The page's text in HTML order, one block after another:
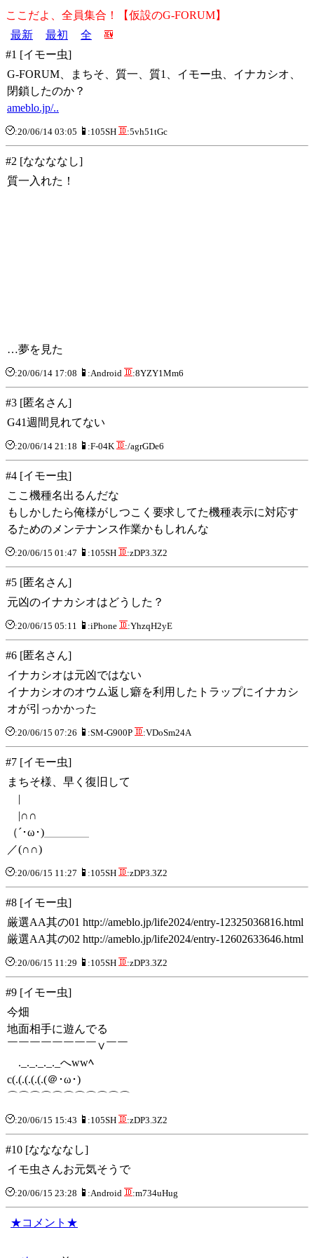
ここだよ、全員集合！【仮設のG-FORUM】
最新
最初
全
#1 [イモー虫]
G-FORUM、まちそ、質一、質1、イモー虫、イナカシオ、
閉鎖したのか？
ameblo.jp/..
:20/06/14 03:05 :105SH :5vh51tGc
#2 [ななななし]
質一入れた！
…夢を見た
:20/06/14 17:08 :Android :8YZY1Mm6
#3 [匿名さん]
G41週間見れてない
:20/06/14 21:18 :F-04K :/agrGDe6
#4 [イモー虫]
ここ機種名出るんだな
もしかしたら俺様がしつこく要求してた機種表示に対応す
るためのメンテナンス作業かもしれんな
:20/06/15 01:47 :105SH :zDP3.3Z2
#5 [匿名さん]
元凶のイナカシオはどうした？
:20/06/15 05:11 :iPhone :YhzqH2yE
#6 [匿名さん]
イナカシオは元凶ではない
イナカシオのオウム返し癖を利用したトラップにイナカシ
オが引っかかった
:20/06/15 07:26 :SM-G900P :VDoSm24A
#7 [イモー虫]
まちそ様、早く復旧して
|
|∩∩
（´･ω･)＿＿＿＿
／(∩∩)
:20/06/15 11:27 :105SH :zDP3.3Z2
#8 [イモー虫]
厳選AA其の01 http://ameblo.jp/life2024/entry-12325036816.html
厳選AA其の02 http://ameblo.jp/life2024/entry-12602633646.html
:20/06/15 11:29 :105SH :zDP3.3Z2
#9 [イモー虫]
今畑
地面相手に遊んでる
￣￣￣￣￣￣￣￣∨￣￣
._._._._._へwwﾍ
c(.(.(.(.(.(＠･ω･)
⌒⌒⌒⌒⌒⌒⌒⌒⌒⌒⌒
:20/06/15 15:43 :105SH :zDP3.3Z2
#10 [ななななし]
イモ虫さんお元気そうで
:20/06/15 23:28 :Android :m734uHug
★コメント★